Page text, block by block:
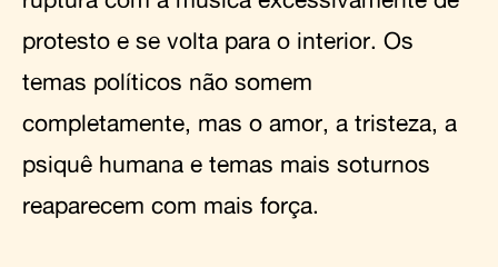
protesto e se volta para o interior. Os
temas políticos não somem
completamente, mas o amor, a tristeza, a
psiquê humana e temas mais soturnos
reaparecem com mais força.